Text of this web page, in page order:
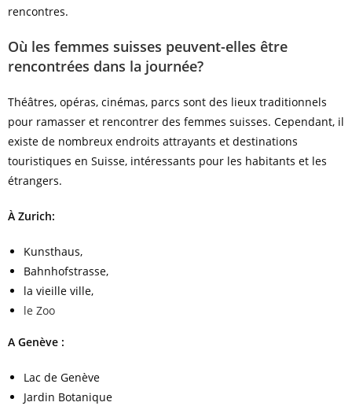
rencontres.
Où les femmes suisses peuvent-elles être
rencontrées dans la journée?
Théâtres, opéras, cinémas, parcs sont des lieux traditionnels
pour ramasser et rencontrer des femmes suisses. Cependant, il
existe de nombreux endroits attrayants et destinations
touristiques en Suisse, intéressants pour les habitants et les
étrangers.
À Zurich:
Kunsthaus,
Bahnhofstrasse,
la vieille ville,
le Zoo
A Genève :
Lac de Genève
Jardin Botanique